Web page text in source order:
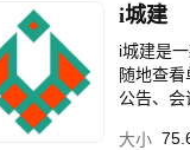
i城建
i城建是
随地查
公告、会
大小